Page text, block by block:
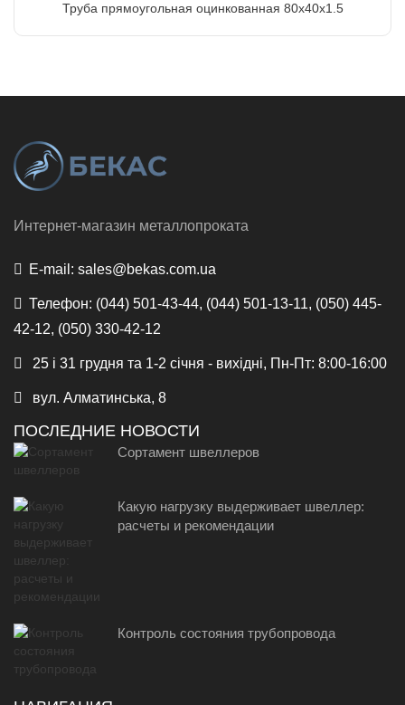
Труба прямоугольная оцинкованная 80х40х1.5
Интернет-магазин металлопроката
E-mail: sales@bekas.com.ua
Телефон: (044) 501-43-44, (044) 501-13-11, (050) 445-
42-12, (050) 330-42-12
25 і 31 грудня та 1-2 січня - вихідні, Пн-Пт: 8:00-16:00
вул. Алматинська, 8
ПОСЛЕДНИЕ НОВОСТИ
Сортамент швеллеров
Какую нагрузку выдерживает швеллер:
расчеты и рекомендации
Контроль состояния трубопровода